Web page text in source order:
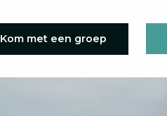
Kom met een groep